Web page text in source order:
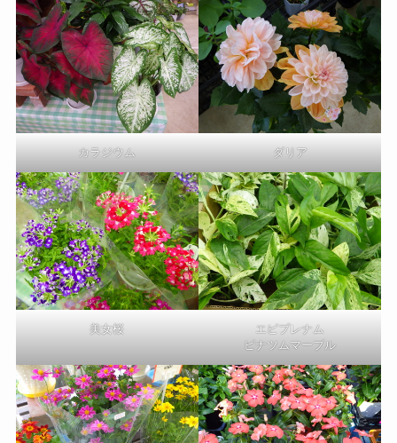
カラジウム ダリア
美女桜
エピプレナム
ピナツムマーブル